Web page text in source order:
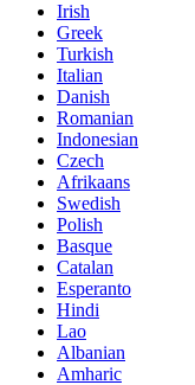
Irish
Greek
Turkish
Italian
Danish
Romanian
Indonesian
Czech
Afrikaans
Swedish
Polish
Basque
Catalan
Esperanto
Hindi
Lao
Albanian
Amharic